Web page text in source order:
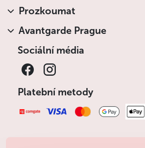
Pronájem vozu se počítá na
24 hodin od převzetí vozidla.
Autopůjčovna vůz zdarma
8:00 a 18:00. Stejně tak ve
8:00 a 18:00 a na stejném místě
vyzvedne.
Pokud byste auto chtěli
odlišném od místa převzetí, je
při předání vozu domluvili s
Prozkoumat
Avantgarde Prague
Sociální média
Platební metody